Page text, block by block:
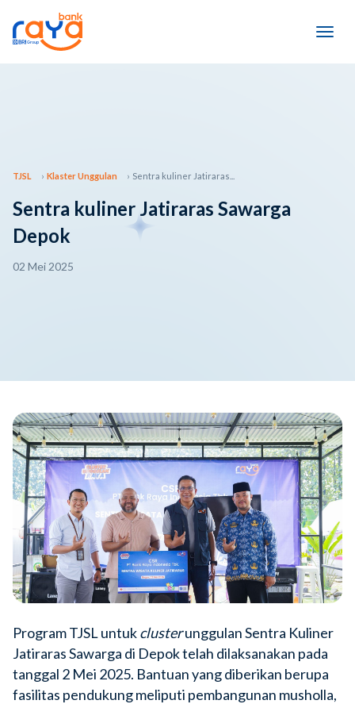
TJSL Klaster Unggulan Sentra kuliner Jatiraras...
Sentra kuliner Jatiraras Sawarga
Depok
02 Mei 2025
Program TJSL untukclusterunggulan Sentra Kuliner
Jatiraras Sawarga di Depok telah dilaksanakan pada
tanggal 2 Mei 2025. Bantuan yang diberikan berupa
fasilitas pendukung meliputi pembangunan musholla,